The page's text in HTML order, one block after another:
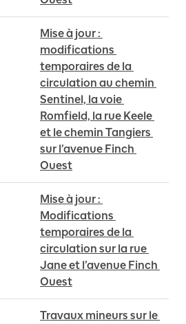
Mise à jour :
modifications
temporaires de la
circulation au chemin
Sentinel, la voie
Romfield, la rue Keele
et le chemin Tangiers
sur l’avenue Finch
Ouest
Mise à jour :
Modifications
temporaires de la
circulation sur la rue
Jane et l’avenue Finch
Ouest
Travaux mineurs sur le